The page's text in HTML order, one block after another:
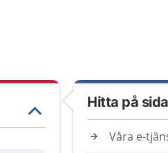
Hitta på
Våra e-